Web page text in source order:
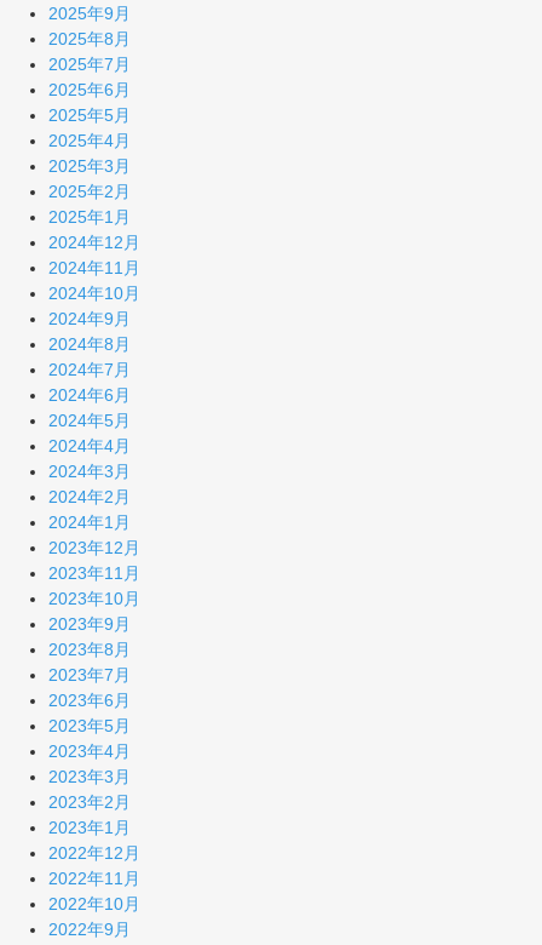
2025年9月
2025年8月
2025年7月
2025年6月
2025年5月
2025年4月
2025年3月
2025年2月
2025年1月
2024年12月
2024年11月
2024年10月
2024年9月
2024年8月
2024年7月
2024年6月
2024年5月
2024年4月
2024年3月
2024年2月
2024年1月
2023年12月
2023年11月
2023年10月
2023年9月
2023年8月
2023年7月
2023年6月
2023年5月
2023年4月
2023年3月
2023年2月
2023年1月
2022年12月
2022年11月
2022年10月
2022年9月